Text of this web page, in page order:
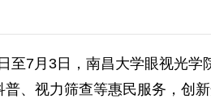
7月3日，南昌大学眼视光学
、视力筛查等惠民服务，创